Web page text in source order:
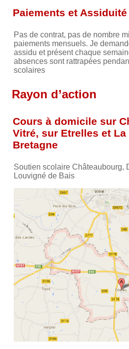
Paiements et Assiduité
Pas de contrat, pas de nombre
paiements mensuels. Je
assidu et présent chaque
absences sont rattrapées
scolaires
Rayon d’action
Cours à domicile sur
Vitré, sur Etrelles et La
Bretagne
Soutien scolaire Châteaubourg,
Louvigné de Bais